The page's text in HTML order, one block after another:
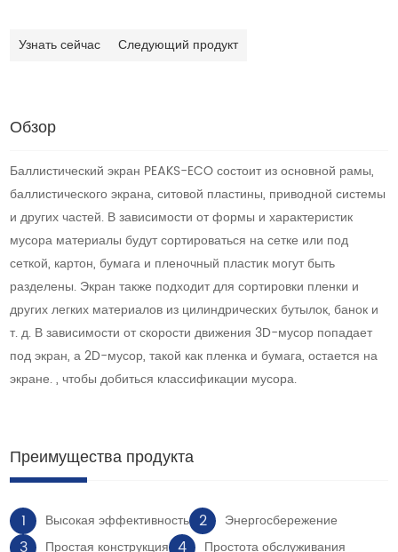
Узнать сейчас Следующий продукт
Обзор
Баллистический экран PEAKS-ECO состоит из основной рамы,
баллистического экрана, ситовой пластины, приводной системы
и других частей. В зависимости от формы и характеристик
мусора материалы будут сортироваться на сетке или под
сеткой, картон, бумага и пленочный пластик могут быть
разделены. Экран также подходит для сортировки пленки и
других легких материалов из цилиндрических бутылок, банок и
т. д. В зависимости от скорости движения 3D-мусор попадает
под экран, а 2D-мусор, такой как пленка и бумага, остается на
экране. , чтобы добиться классификации мусора.
Преимущества продукта
1 Высокая эффективность 2 Энергосбережение
Простая конструкция Простота обслуживания